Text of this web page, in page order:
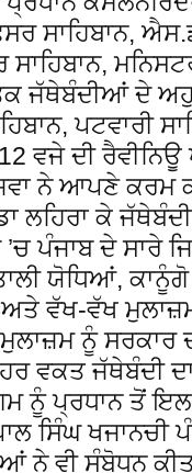
ਸਾਹਿਬਾਨ,
ਸਾਹਿਬਾਨ,
ਜੱਥੇਬੰਦੀਆਂ ਦੇ
ਪਟਵਾਰੀ
ਵਜੇ ਦੀ
ਨੇ ਆਪਣੇ ਕਰਮ
ਲਹਿਰਾ ਕੇ
ਪੰਜਾਬ ਦੇ ਸਾਰੇ
ਯੋਧਿਆਂ,
ਅਤੇ ਵੱਖ-ਵੱਖ
ਮੁਲਾਜ਼ਮ ਨੂੰ
ਵਕਤ ਜੱਥੇਬੰਦੀ
ਨੂੰ ਪ੍ਰਧਾਨ ਤੋਂ
ਸਿੰਘ ਖਜਾਨਚੀ
ਨੇ ਵੀ ਸੰਬੋਧਨ